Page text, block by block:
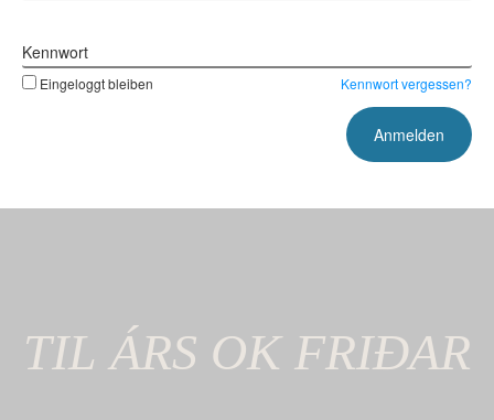
Kennwort
Eingeloggt bleiben Kennwort vergessen?
TILÁRS OK FRIÐAR